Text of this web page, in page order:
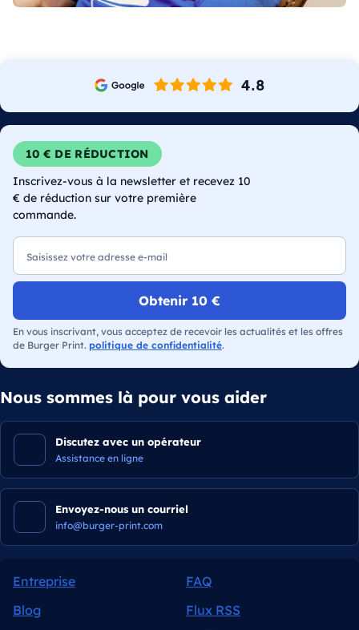
10 € DE RÉDUCTION
Inscrivez-vous à la newsletter et recevez 10
€ de réduction sur votre première
commande.
E-mail
Obtenir 10 €
En vous inscrivant, vous acceptez de recevoir les actualités et les offres
de Burger Print. politique de confidentialité.
Nous sommes là pour vous aider
Discutez avec un opérateur
Assistance en ligne
Envoyez-nous un courriel
info@burger-print.com
Entreprise
FAQ
Blog
Flux RSS